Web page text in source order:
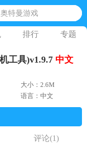
特曼游戏
地铁跑酷体验服版本
黎明觉醒生机国际服
排行 专题
工具)v1.9.7 中文
大小：2.6M
语言：中文
评论(1)